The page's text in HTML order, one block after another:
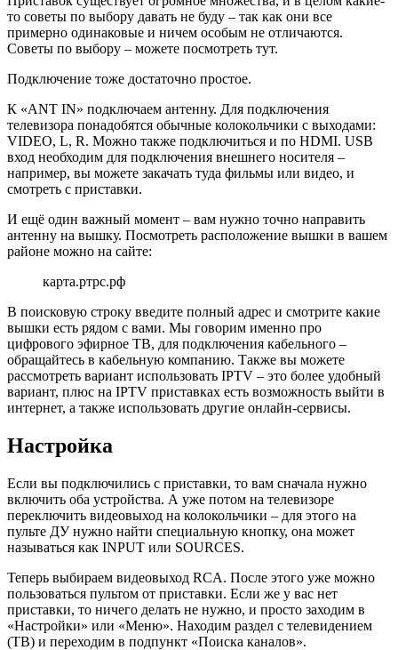
то советы по выбору давать не буду – так как они все
примерно одинаковые и ничем особым не отличаются.
Советы по выбору – можете посмотреть тут.
Подключение тоже достаточно простое.
К «ANT IN» подключаем антенну. Для подключения
телевизора понадобятся обычные колокольчики с выходами:
VIDEO, L, R. Можно также подключиться и по HDMI. USB
вход необходим для подключения внешнего носителя –
например, вы можете закачать туда фильмы или видео, и
смотреть с приставки.
И ещё один важный момент – вам нужно точно направить
антенну на вышку. Посмотреть расположение вышки в вашем
районе можно на сайте:
карта.ртрс.рф
В поисковую строку введите полный адрес и смотрите какие
вышки есть рядом с вами. Мы говорим именно про
цифрового эфирное ТВ, для подключения кабельного –
обращайтесь в кабельную компанию. Также вы можете
рассмотреть вариант использовать IPTV – это более удобный
вариант, плюс на IPTV приставках есть возможность выйти в
интернет, а также использовать другие онлайн-сервисы.
Настройка
Если вы подключились с приставки, то вам сначала нужно
включить оба устройства. А уже потом на телевизоре
переключить видеовыход на колокольчики – для этого на
пульте ДУ нужно найти специальную кнопку, она может
называться как INPUT или SOURCES.
Теперь выбираем видеовыход RCA. После этого уже можно
пользоваться пультом от приставки. Если же у вас нет
приставки, то ничего делать не нужно, и просто заходим в
«Настройки» или «Меню». Находим раздел с телевидением
(ТВ) и переходим в подпункт «Поиска каналов».